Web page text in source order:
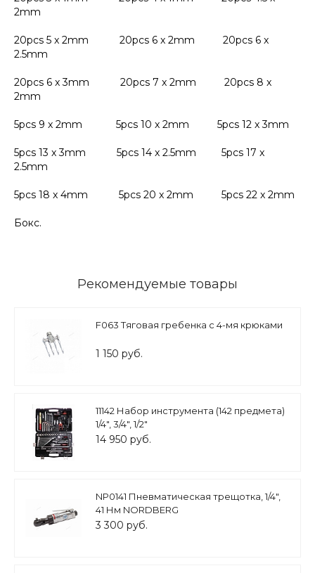
2mm
20pcs 5 x 2mm 20pcs 6 x 2mm 20pcs 6 x
2.5mm
20pcs 6 x 3mm 20pcs 7 x 2mm 20pcs 8 x
2mm
5pcs 9 x 2mm 5pcs 10 x 2mm 5pcs 12 x 3mm
5pcs 13 x 3mm 5pcs 14 x 2.5mm 5pcs 17 x
2.5mm
5pcs 18 x 4mm 5pcs 20 x 2mm 5pcs 22 x 2mm
Бокс.
Рекомендуемые товары
F063 Тяговая гребенка с 4-мя крюками
1 150 руб.
11142 Набор инструмента (142 предмета)
1/4", 3/4", 1/2"
14 950 руб.
NP0141 Пневматическая трещотка, 1/4",
41 Нм NORDBERG
3 300 руб.